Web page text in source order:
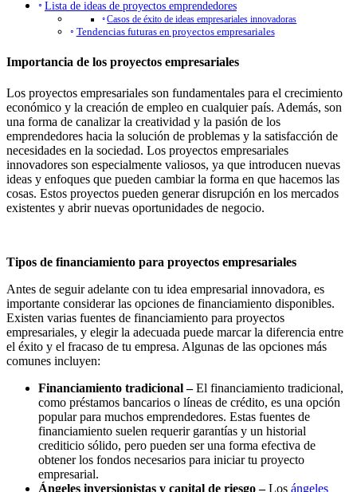
Lista de ideas de proyectos emprendedores
Casos de éxito de ideas empresariales innovadoras
Tendencias futuras en proyectos empresariales
Importancia de los proyectos empresariales
Los proyectos empresariales son fundamentales para el crecimiento
económico y la creación de empleo en cualquier país. Además, son
una forma de canalizar la creatividad y la pasión de los
emprendedores hacia la solución de problemas y la satisfacción de
necesidades en la sociedad. Los proyectos empresariales
innovadores son especialmente valiosos, ya que introducen nuevas
ideas y enfoques que pueden cambiar la forma en que hacemos las
cosas. Estos proyectos pueden generar disrupción en los mercados
existentes y abrir nuevas oportunidades de negocio.
Tipos de financiamiento para proyectos empresariales
Antes de seguir adelante con tu idea empresarial innovadora, es
importante considerar las opciones de financiamiento disponibles.
Existen varias fuentes de financiamiento para proyectos
empresariales, y elegir la adecuada puede marcar la diferencia entre
el éxito y el fracaso de tu empresa. Algunas de las opciones más
comunes incluyen:
Financiamiento tradicional –El financiamiento tradicional,
como préstamos bancarios o líneas de crédito, es una opción
popular para muchos emprendedores. Estas fuentes de
financiamiento suelen requerir garantías y un historial
crediticio sólido, pero pueden ser una forma efectiva de
obtener los fondos necesarios para iniciar tu proyecto
empresarial.
Ángeles inversionistas y capital de riesgo –Los ángeles